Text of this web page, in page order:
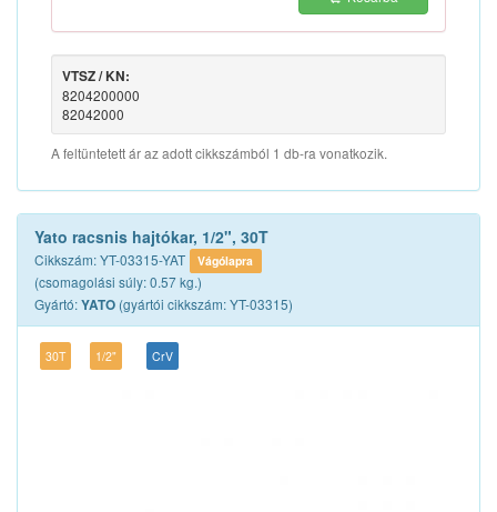
VTSZ / KN:
8204200000
82042000
A feltüntetett ár az adott cikkszámból 1 db-ra vonatkozik.
Yato racsnis hajtókar, 1/2", 30T
Cikkszám: YT-03315-YAT Vágólapra
(csomagolási súly: 0.57 kg.)
Gyártó:YATO (gyártói cikkszám: YT-03315)
30T 1/2" CrV